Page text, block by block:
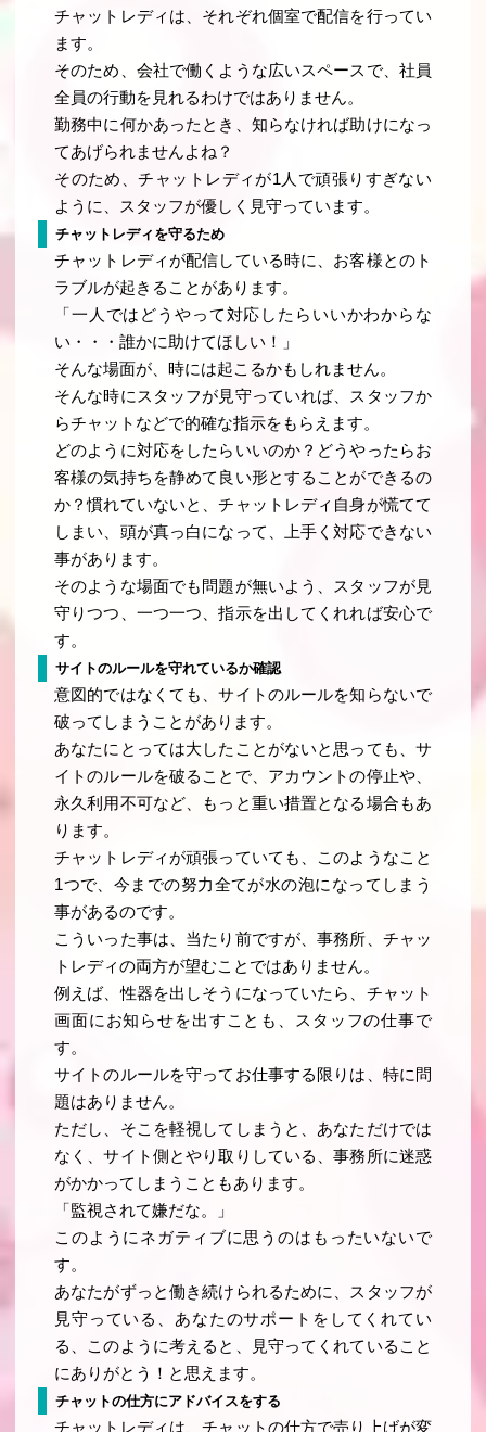
チャットレディは、それぞれ個室で配信を行ってい
ます。
そのため、会社で働くような広いスペースで、社員
全員の行動を見れるわけではありません。
勤務中に何かあったとき、知らなければ助けになっ
てあげられませんよね？
そのため、チャットレディが1人で頑張りすぎない
ように、スタッフが優しく見守っています。
チャットレディを守るため
チャットレディが配信している時に、お客様とのト
ラブルが起きることがあります。
「一人ではどうやって対応したらいいかわからな
い・・・誰かに助けてほしい！」
そんな場面が、時には起こるかもしれません。
そんな時にスタッフが見守っていれば、スタッフか
らチャットなどで的確な指示をもらえます。
どのように対応をしたらいいのか？どうやったらお
客様の気持ちを静めて良い形とすることができるの
か？慣れていないと、チャットレディ自身が慌てて
しまい、頭が真っ白になって、上手く対応できない
事があります。
そのような場面でも問題が無いよう、スタッフが見
守りつつ、一つ一つ、指示を出してくれれば安心で
す。
サイトのルールを守れているか確認
意図的ではなくても、サイトのルールを知らないで
破ってしまうことがあります。
あなたにとっては大したことがないと思っても、サ
イトのルールを破ることで、アカウントの停止や、
永久利用不可など、もっと重い措置となる場合もあ
ります。
チャットレディが頑張っていても、このようなこと
1つで、今までの努力全てが水の泡になってしまう
事があるのです。
こういった事は、当たり前ですが、事務所、チャッ
トレディの両方が望むことではありません。
例えば、性器を出しそうになっていたら、チャット
画面にお知らせを出すことも、スタッフの仕事で
す。
サイトのルールを守ってお仕事する限りは、特に問
題はありません。
ただし、そこを軽視してしまうと、あなただけでは
なく、サイト側とやり取りしている、事務所に迷惑
がかかってしまうこともあります。
「監視されて嫌だな。」
このようにネガティブに思うのはもったいないで
す。
あなたがずっと働き続けられるために、スタッフが
見守っている、あなたのサポートをしてくれてい
る、このように考えると、見守ってくれていること
にありがとう！と思えます。
チャットの仕方にアドバイスをする
チャットレディは、チャットの仕方で売り上げが変